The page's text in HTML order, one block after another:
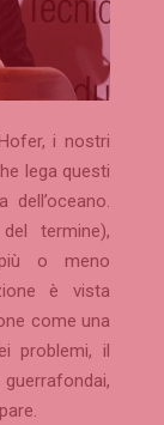
i nostri
lega questi
termine),
più o meno
è vista
come una
problemi, il